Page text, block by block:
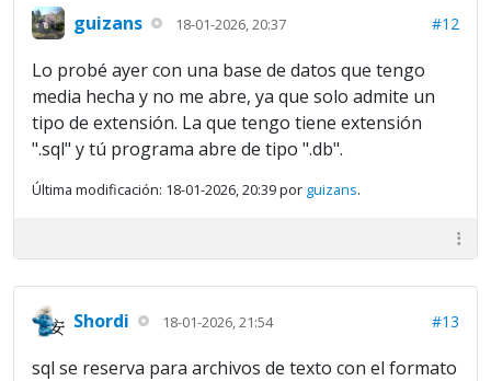
guizans 18-01-2026, 20:37 #12
Lo probé ayer con una base de datos que tengo
media hecha y no me abre, ya que solo admite un
tipo de extensión. La que tengo tiene extensión
".sql" y tú programa abre de tipo ".db".
Última modificación: 18-01-2026, 20:39 por guizans.
Shordi 18-01-2026, 21:54 #13
sql se reserva para archivos de texto con el formato